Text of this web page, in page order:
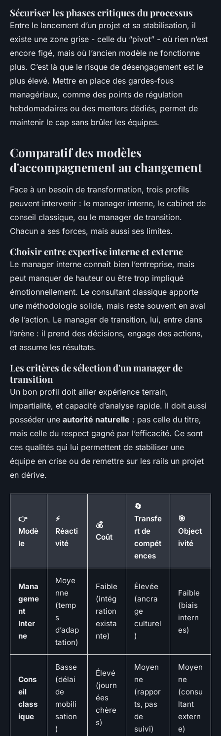
Sécuriser les phases critiques du processus
Entre le lancement d’un projet et sa stabilisation, il
existe une zone grise - celle du “pivot” - où rien n’est
encore figé, mais où l’ancien modèle ne fonctionne
plus. C’est là que le risque de désengagement est le
plus élevé. Mettre en place des gardes-fous
managériaux, comme des points de régulation
hebdomadaires ou des mentors dédiés, permet de
maintenir le cap sans brûler les équipes.
Comparatif des modèles
d'accompagnement au changement
Face à un besoin de transformation, trois profils
peuvent intervenir : le manager interne, le cabinet de
conseil classique, ou le manager de transition.
Chacun a ses forces, mais aussi ses limites.
Choisir entre expertise interne et externe
Le manager interne connaît bien l’entreprise, mais
peut manquer de hauteur ou être trop impliqué
émotionnellement. Le consultant classique apporte
une méthodologie solide, mais reste souvent en aval
de l’action. Le manager de transition, lui, entre dans
l’arène : il prend des décisions, engage des actions,
et assume les résultats.
Les critères de sélection d'un manager de
transition
Un bon profil doit allier expérience terrain,
impartialité, et capacité d’analyse rapide. Il doit aussi
posséder une autorité naturelle : pas celle du titre,
mais celle du respect gagné par l’efficacité. Ce sont
ces qualités qui lui permettent de stabiliser une
équipe en crise ou de remettre sur les rails un projet
en dérive.
👉
Modè
le
⚡
Réacti
vité
💰
Coût
🔄
Transfe
rt de
compét
ences
🎯
Object
ivité
Mana
geme
nt
Inter
ne
Moye
nne
(temp
s
d’adap
tation)
Faible
(intég
ration
exista
nte)
Élevée
(ancra
ge
culturel
)
Faible
(biais
intern
es)
Cons
eil
class
ique
Basse
(délai
de
mobili
sation
)
Élevé
(journ
ées
chère
s)
Moyen
ne
(rappor
ts, pas
de
suivi)
Moyen
ne
(consu
ltant
extern
e)